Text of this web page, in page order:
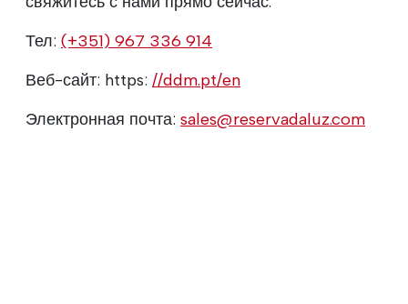
Тел: (+351) 967 336 914
Веб-сайт: https: //ddm.pt/en
Электронная почта: sales@reservadaluz.com